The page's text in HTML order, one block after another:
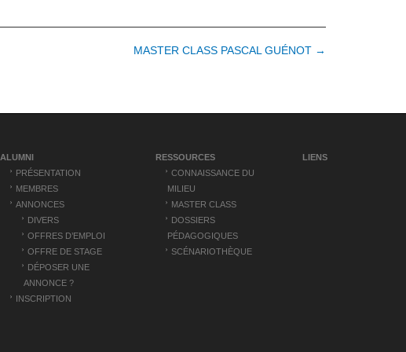
MASTER CLASS PASCAL GUÉNOT →
ALUMNI
PRÉSENTATION
MEMBRES
ANNONCES
DIVERS
OFFRES D’EMPLOI
OFFRE DE STAGE
DÉPOSER UNE
ANNONCE ?
INSCRIPTION
RESSOURCES
CONNAISSANCE DU
MILIEU
MASTER CLASS
DOSSIERS
PÉDAGOGIQUES
SCÉNARIOTHÈQUE
LIENS